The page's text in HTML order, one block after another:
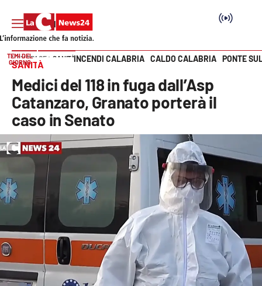
SEZIONI
Cronaca
Politica
Attualità
Economia e lavoro
Italia Mondo
Sanità
Vai
TEMI DEL
GIORNO
INCENDI CALABRIA CALDO CALABRIA PONTE
HOME PAGE SANITÀ
SANITÀ
Medici del 118 in fuga dall’Asp
Catanzaro, Granato porterà il
caso in Senato